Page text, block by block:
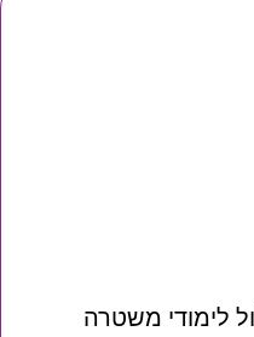
לימודי משטרה